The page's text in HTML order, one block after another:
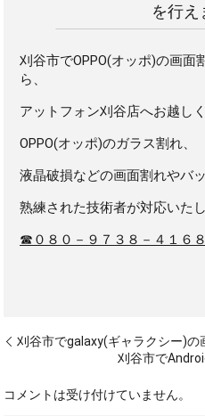
を行え
刈谷市でOPPO(オッポ)の画面
ら、
アットフォン刈谷店へお越しく
OPPO(オッポ)のガラス割れ、
液晶破損などの画面割れやバ
熟練された技術者が対応いたし
☎０８０－９７３８－４１６８
刈谷市でgalaxy(ギャラクシー)の
刈谷市で
コメントは受け付けていません。